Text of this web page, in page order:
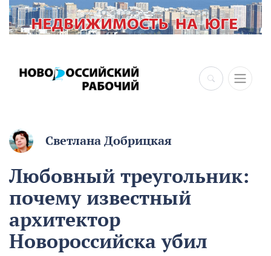
×
Светлана Добрицкая
Любовный треугольник:
почему известный
архитектор
Новороссийска убил